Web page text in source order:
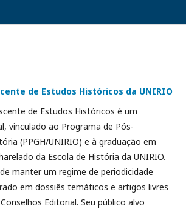
de Estudos Históricos da UNIRIO
de Estudos Históricos é um
vinculado ao Programa de Pós-
(PPGH/UNIRIO) e à graduação em
da Escola de História da UNIRIO.
manter um regime de periodicidade
em dossiês temáticos e artigos livres
Editorial. Seu público alvo